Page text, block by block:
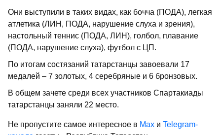
Они выступили в таких видах, как бочча (ПОДА), легкая
атлетика (ЛИН, ПОДА, нарушение слуха и зрения),
настольный теннис (ПОДА, ЛИН), голбол, плавание
(ПОДА, нарушение слуха), футбол с ЦП.
По итогам состязаний татарстанцы завоевали 17
медалей – 7 золотых, 4 серебряные и 6 бронзовых.
В общем зачете среди всех участников Спартакиады
татарстанцы заняли 22 место.
Не пропустите самое интересное в Max и Telegram-